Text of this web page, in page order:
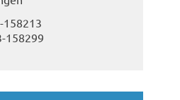
158213
158299